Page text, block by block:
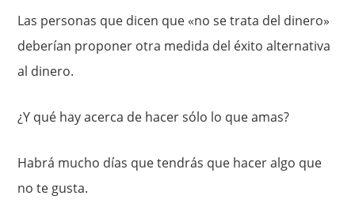
Las personas que dicen que «no se trata del dinero»
deberían proponer otra medida del éxito alternativa
al dinero.
¿Y qué hay acerca de hacer sólo lo que amas?
Habrá mucho días que tendrás que hacer algo que
no te gusta.